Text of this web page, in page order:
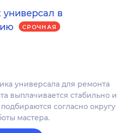
в
СРОЧНАЯ
универсала для ремонта
выплачивается стабильно и
согласно округу
мастера.